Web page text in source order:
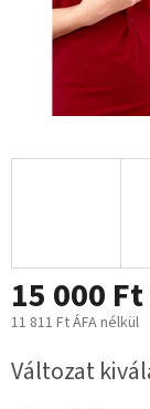
15 000 Ft
11 811 Ft ÁFA nélkül
Változat